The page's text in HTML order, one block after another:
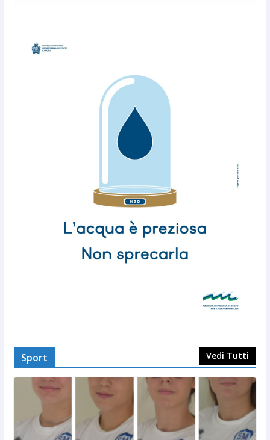
Sport Vedi Tutti